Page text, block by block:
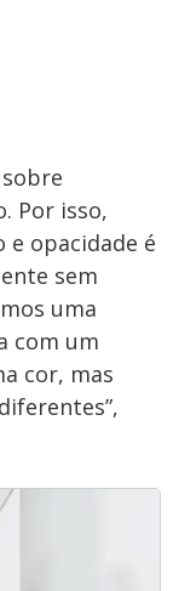
Por isso,
opacidade é
sem
uma
com um
cor, mas